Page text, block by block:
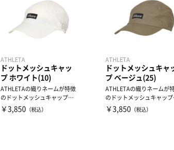
ATHLETA
ドットメッシュキャッ
プ ホワイト(10)
ATHLETAの織りネームが特徴
のドットメッシュキャップで
す。通気性に優れたメッ...
￥3,850 （税込）
ATHLETA
ドットメッシュキャ
プ ベージュ(25)
ATHLETAの織りネームが
のドットメッシュキャップ
す。通気性に優れたメッ...
￥3,850 （税込）